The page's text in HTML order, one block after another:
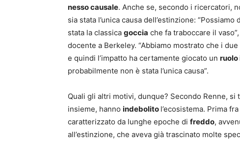
nesso causale. Anche se, secondo i ricercatori,
sia stata l’unica causa dell’estinzione:
stata la classica goccia che fa traboccare il
docente a Berkeley. “Abbiamo mostrato che i
e quindi l’impatto ha certamente giocato un ruolo
probabilmente non è stata l’unica causa”.
Quali gli altri motivi, dunque? Secondo Renne,
insieme, hanno indebolito l’ecosistema. Prima
caratterizzato da lunghe epoche di freddo,
all’estinzione, che aveva già trascinato molte